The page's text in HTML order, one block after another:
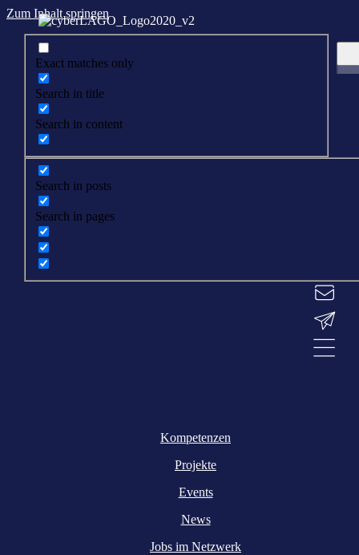
Zum Inhalt springen
Exact matches only
Search in title
Search in content
Search in posts
Search in pages
Kompetenzen
Projekte
Events
News
Jobs im Netzwerk